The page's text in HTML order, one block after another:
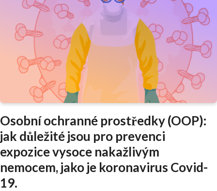
Osobní ochranné prostředky (OOP):
jak důležité jsou pro prevenci
expozice vysoce nakažlivým
nemocem, jako je koronavirus Covid-
19.